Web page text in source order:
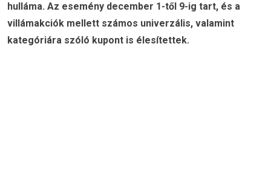
hulláma. Az esemény december 1-től 9-ig tart, és a
villámakciók mellett számos univerzális, valamint
kategóriára szóló kupont is élesítettek.